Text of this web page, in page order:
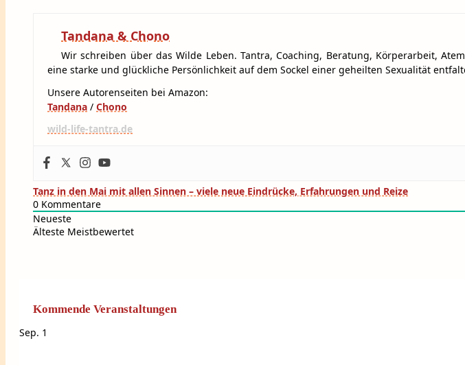
Tandana & Chono
Wir schreiben über das Wilde Leben. Tantra, Coaching, Beratung, Körperarbeit,
eine starke und glückliche Persönlichkeit auf dem Sockel einer geheilten Sexualität
Unsere Autorenseiten bei Amazon:
Tandana / Chono
wild-life-tantra.de
Beitragsnavigation
Tanz in den Mai mit allen Sinnen – viele neue Eindrücke, Erfahrungen und Reize
0 Kommentare
Neueste
Älteste Meistbewertet
Kommende Veranstaltungen
Sep. 1